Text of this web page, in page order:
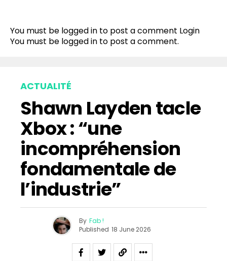
You must be logged in to post a comment Login
You must be logged in to post a comment.
ACTUALITÉ
Shawn Layden tacle
Xbox : “une
incompréhension
fondamentale de
l’industrie”
By Fab !
Published 18 June 2026